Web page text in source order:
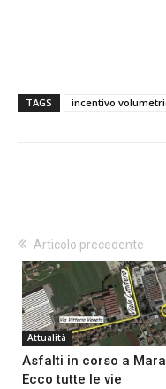
TAGS incentivo
Articolo precedente
Attualità
Asfalti in corso a
Ecco tutte le vie